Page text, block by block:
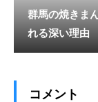
群馬の焼きま
れる深い理由
コメント